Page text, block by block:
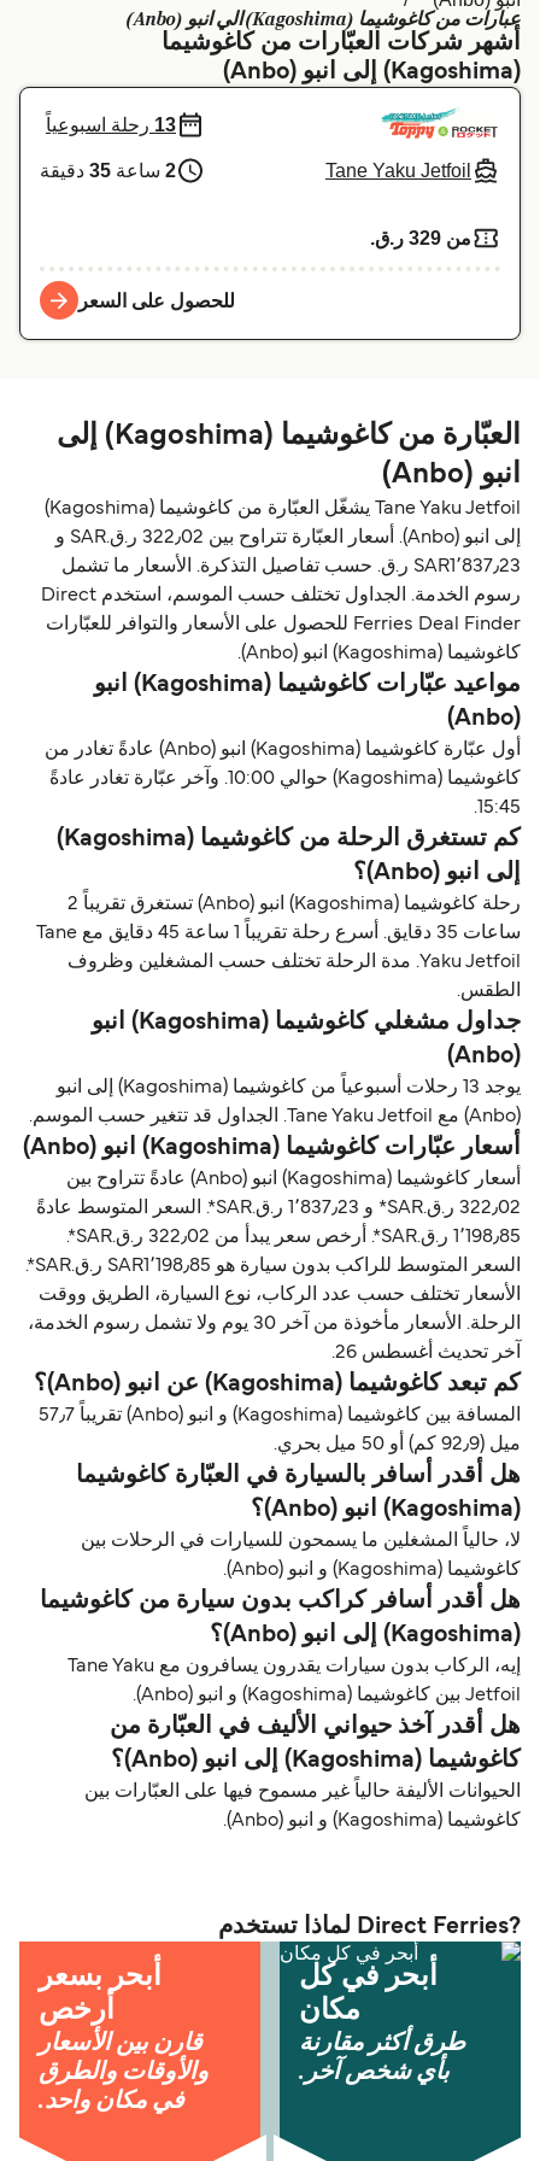
Deutschland
Schweiz (DE)
Norge
Indonesia
Maroc (FR)
عبارات من كاغوشيما (Kagoshima) الي انبو (Anbo)
أشهر شركات العبّارات من كاغوشيما
(Kagoshima) إلى انبو (Anbo)
Tane Yaku Jetfoil
13 رحلة اسبوعياً
2 ساعة 35 دقيقة
من 329 ر.ق.‏
للحصول على السعر
العبّارة من كاغوشيما (Kagoshima) إلى
انبو (Anbo)
Tane Yaku Jetfoil يشغّل العبّارة من كاغوشيما (Kagoshima)
إلى انبو (Anbo). أسعار العبّارة تتراوح بين 322٫02 ر.ق.‏SAR و
SAR1٬837٫23 ر.ق.‏ حسب تفاصيل التذكرة. الأسعار ما تشمل
رسوم الخدمة. الجداول تختلف حسب الموسم، استخدم Direct
Ferries Deal Finder للحصول على الأسعار والتوافر للعبّارات
كاغوشيما (Kagoshima) انبو (Anbo).
مواعيد عبّارات كاغوشيما (Kagoshima) انبو
(Anbo)
أول عبّارة كاغوشيما (Kagoshima) انبو (Anbo) عادةً تغادر من
كاغوشيما (Kagoshima) حوالي 10:00. وآخر عبّارة تغادر عادةً
15:45.
كم تستغرق الرحلة من كاغوشيما (Kagoshima)
إلى انبو (Anbo)؟
رحلة كاغوشيما (Kagoshima) انبو (Anbo) تستغرق تقريباً 2
ساعات 35 دقايق. أسرع رحلة تقريباً 1 ساعة 45 دقايق مع Tane
Yaku Jetfoil. مدة الرحلة تختلف حسب المشغلين وظروف
الطقس.
جداول مشغلي كاغوشيما (Kagoshima) انبو
(Anbo)
يوجد 13 رحلات أسبوعياً من كاغوشيما (Kagoshima) إلى انبو
(Anbo) مع Tane Yaku Jetfoil. الجداول قد تتغير حسب الموسم.
أسعار عبّارات كاغوشيما (Kagoshima) انبو (Anbo)
أسعار كاغوشيما (Kagoshima) انبو (Anbo) عادةً تتراوح بين
322٫02 ر.ق.‏SAR* و 1٬837٫23 ر.ق.‏SAR*. السعر المتوسط عادةً
1٬198٫85 ر.ق.‏SAR*. أرخص سعر يبدأ من 322٫02 ر.ق.‏SAR*.
السعر المتوسط للراكب بدون سيارة هو SAR1٬198٫85 ر.ق.‏SAR*.
الأسعار تختلف حسب عدد الركاب، نوع السيارة، الطريق ووقت
الرحلة. الأسعار مأخوذة من آخر 30 يوم ولا تشمل رسوم الخدمة،
آخر تحديث أغسطس 26.
كم تبعد كاغوشيما (Kagoshima) عن انبو (Anbo)؟
المسافة بين كاغوشيما (Kagoshima) و انبو (Anbo) تقريباً 57٫7
ميل (92٫9 كم) أو 50 ميل بحري.
هل أقدر أسافر بالسيارة في العبّارة كاغوشيما
(Kagoshima) انبو (Anbo)؟
لا، حالياً المشغلين ما يسمحون للسيارات في الرحلات بين
كاغوشيما (Kagoshima) و انبو (Anbo).
هل أقدر أسافر كراكب بدون سيارة من كاغوشيما
(Kagoshima) إلى انبو (Anbo)؟
إيه، الركاب بدون سيارات يقدرون يسافرون مع Tane Yaku
Jetfoil بين كاغوشيما (Kagoshima) و انبو (Anbo).
هل أقدر آخذ حيواني الأليف في العبّارة من
كاغوشيما (Kagoshima) إلى انبو (Anbo)؟
الحيوانات الأليفة حالياً غير مسموح فيها على العبّارات بين
كاغوشيما (Kagoshima) و انبو (Anbo).
?Direct Ferries لماذا تستخدم
أبحر في كل
مكان
طرق أكثر مقارنة
بأي شخص آخر.
أبحر بسعر
أرخص
قارن بين الأسعار
والأوقات والطرق
في مكان واحد.